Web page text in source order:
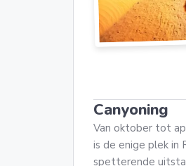
Canyoning
Van oktober tot
is de enige plek in
spetterende